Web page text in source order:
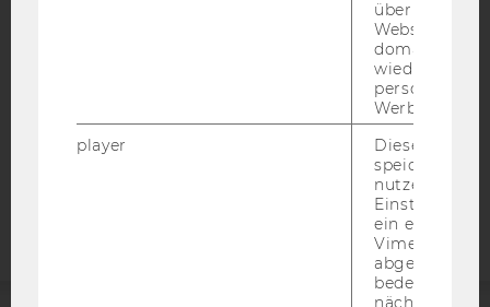
DATENSCHUTZERKLÄRUNG SOCIAL MEDIA
STUDIENBEWERBER*INNEN UND STUDIERENDE
Barrierefreiheitserklärung
über
Websites
Werbung
player
Dieses Cookie
speichert
ein
Vimeo-Video
abgespielt
bedeutet,
nächsten